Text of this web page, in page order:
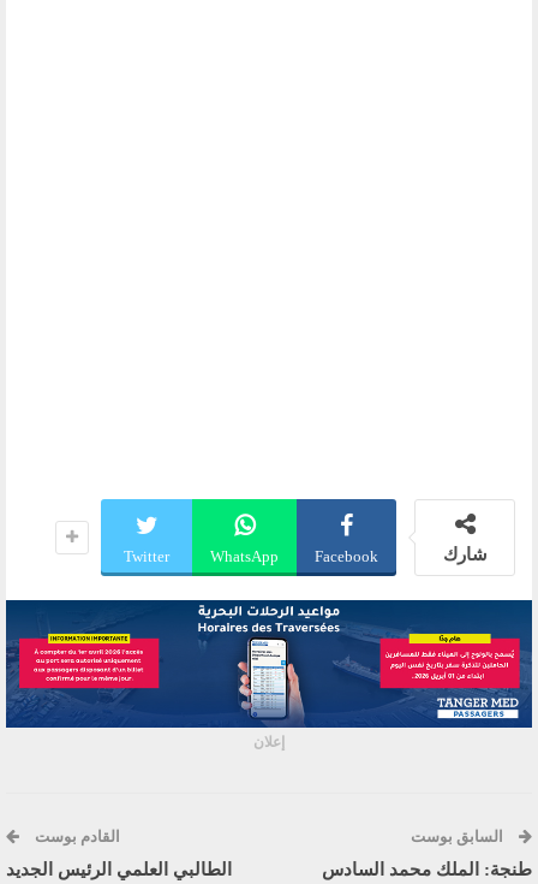
شارك Facebook
WhatsApp
Twitter
إعلان
السابق بوست
طنجة: الملك محمد السادس
القادم بوست
الطالبي العلمي الرئيس الجديد